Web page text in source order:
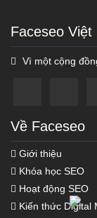
Faceseo Việt
Vì một cộng
Về Faceseo
Giới thiệu
Khóa học SEO
Hoạt động SEO
Kiến thức Digital